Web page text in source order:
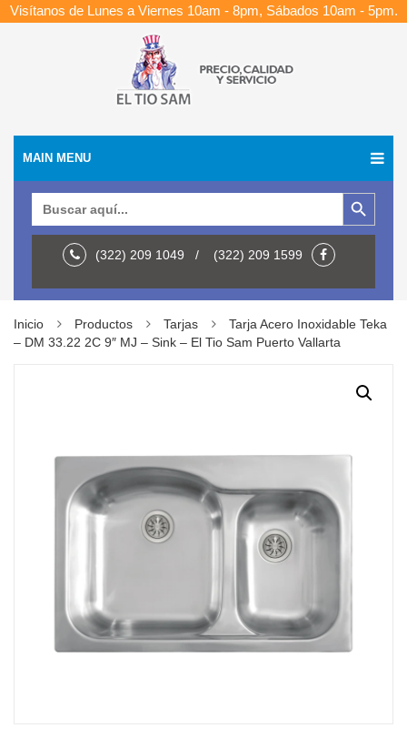
Visítanos de Lunes a Viernes 10am - 8pm, Sábados 10am - 5pm.
MAIN MENU
Botón de búsqueda
(322) 209 1049 / (322) 209 1599
Inicio Productos Tarjas
Tarja Acero Inoxidable Teka
– DM 33.22 2C 9″ MJ – Sink – El Tio Sam Puerto Vallarta